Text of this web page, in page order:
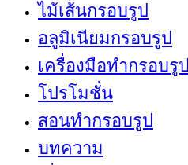
ไม้เส้นกรอบรูป
อลูมิเนียมกรอบรูป
เครื่องมือทำกรอบรูป
โปรโมชั่น
สอนทำกรอบรูป
บทความ